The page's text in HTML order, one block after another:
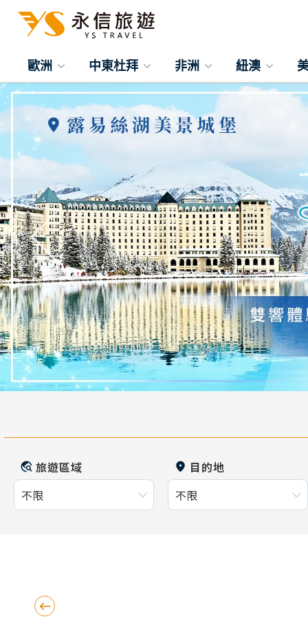
歐洲 中東杜拜 非洲 紐澳
往前
旅遊區域 目的地